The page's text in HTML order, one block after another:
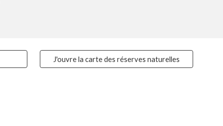
J'ouvre la carte des réserves naturelles